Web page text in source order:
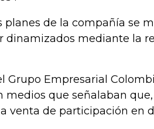
planes de la compañía se
dinamizados mediante la
Grupo Empresarial
medios que señalaban
venta de participación en